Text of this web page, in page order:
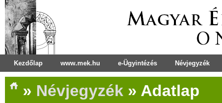
Kezdőlap www.mek.hu e-Ügyintézés Névjegyzék
» Névjegyzék » Adatlap